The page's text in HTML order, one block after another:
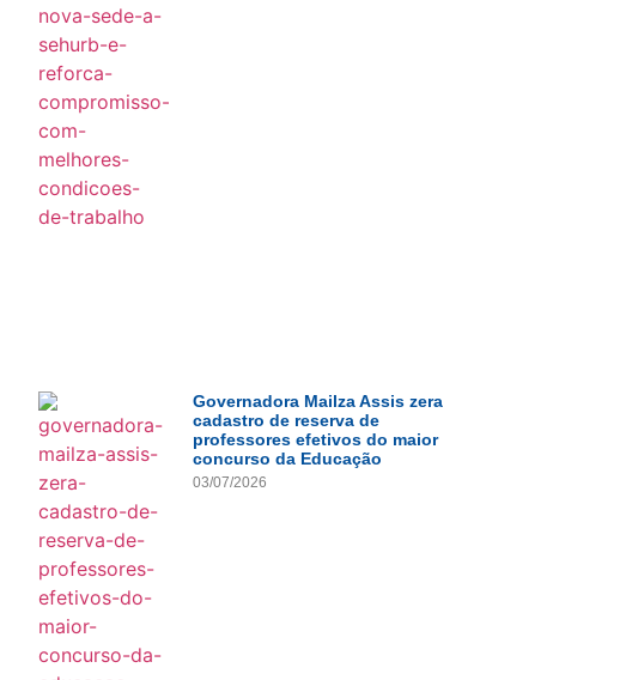
Governadora Mailza Assis zera
cadastro de reserva de
professores efetivos do maior
concurso da Educação
03/07/2026